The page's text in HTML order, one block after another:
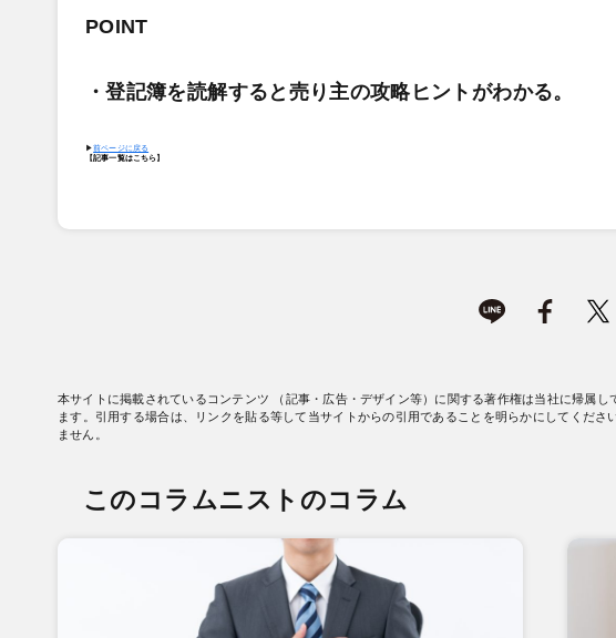
POINT
・登記簿を読解すると売り主の攻略ヒントがわかる。
▶前ページに戻る
【記事一覧はこちら】
本サイトに掲載されているコンテンツ （記事・広告・デザイン等）に関する著作権は当社に帰属
ます。引用する場合は、リンクを貼る等して当サイトからの引用であることを明らかにしてくだ
ません。
このコラムニストのコラム